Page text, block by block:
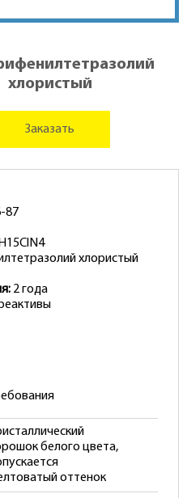
хлористый
Заказать
87
хлористый
2 года
белого цвета,
оттенок